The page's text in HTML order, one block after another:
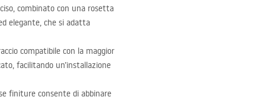
combinato con una rosetta
elegante, che si adatta
compatibile con la maggior
facilitando un’installazione
finiture consente di abbinare